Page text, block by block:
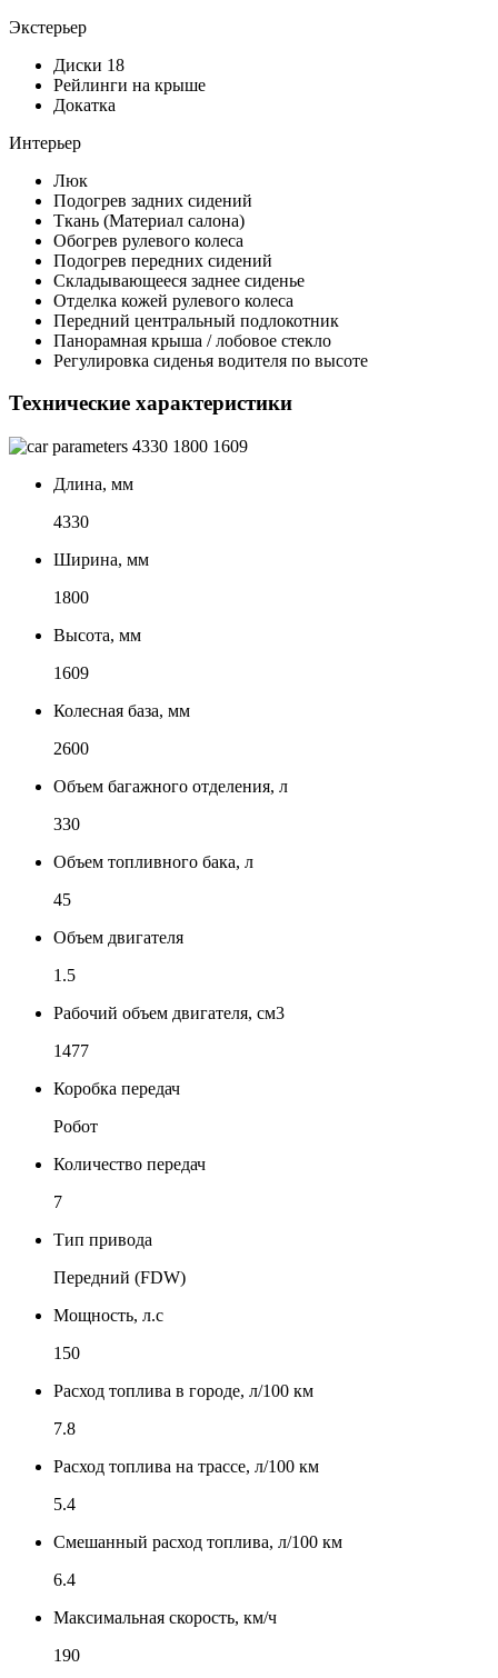
Экстерьер
Диски 18
Рейлинги на крыше
Докатка
Интерьер
Люк
Подогрев задних сидений
Ткань (Материал салона)
Обогрев рулевого колеса
Подогрев передних сидений
Складывающееся заднее сиденье
Отделка кожей рулевого колеса
Передний центральный подлокотник
Панорамная крыша / лобовое стекло
Регулировка сиденья водителя по высоте
Технические характеристики
4330 1800 1609
Длина, мм
4330
Ширина, мм
1800
Высота, мм
1609
Колесная база, мм
2600
Объем багажного отделения, л
330
Объем топливного бака, л
45
Объем двигателя
1.5
Рабочий объем двигателя, см3
1477
Коробка передач
Робот
Количество передач
7
Тип привода
Передний (FDW)
Мощность, л.с
150
Расход топлива в городе, л/100 км
7.8
Расход топлива на трассе, л/100 км
5.4
Смешанный расход топлива, л/100 км
6.4
Максимальная скорость, км/ч
190